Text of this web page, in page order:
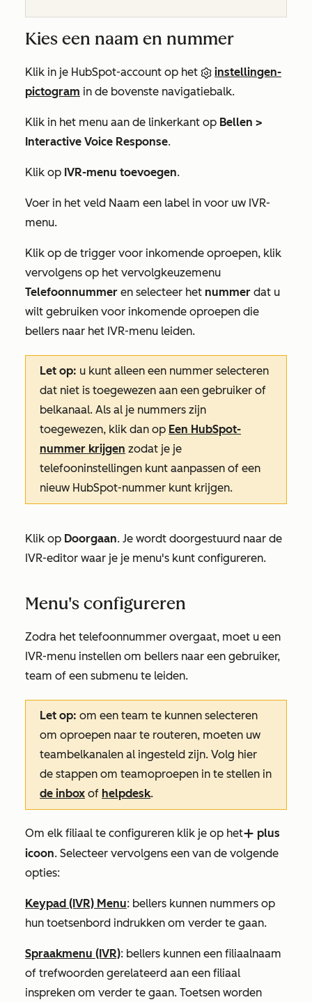
Kies een naam en nummer
Klik in je HubSpot-account op het
instellingen-
pictogram in de bovenste navigatiebalk.
Klik in het menu aan de linkerkant op Bellen >
Interactive Voice Response.
Klik op IVR-menu toevoegen.
Voer in het veld Naam een label in voor uw IVR-
menu.
Klik op de trigger voor inkomende oproepen, klik
vervolgens op het vervolgkeuzemenu
Telefoonnummer en selecteer het nummer dat u
wilt gebruiken voor inkomende oproepen die
bellers naar het IVR-menu leiden.
Let op: u kunt alleen een nummer selecteren
dat niet is toegewezen aan een gebruiker of
belkanaal. Als al je nummers zijn
toegewezen, klik dan op Een HubSpot-
nummer krijgen zodat je je
telefooninstellingen kunt aanpassen of een
nieuw HubSpot-nummer kunt krijgen.
Klik op Doorgaan. Je wordt doorgestuurd naar de
IVR-editor waar je je menu's kunt configureren.
Menu's configureren
Zodra het telefoonnummer overgaat, moet u een
IVR-menu instellen om bellers naar een gebruiker,
team of een submenu te leiden.
Let op: om een team te kunnen selecteren
om oproepen naar te routeren, moeten uw
teambelkanalen al ingesteld zijn. Volg hier
de stappen om teamoproepen in te stellen in
de inbox of helpdesk.
Om elk filiaal te configureren klik je op hetadd plus
icoon. Selecteer vervolgens een van de volgende
opties:
Keypad (IVR) Menu: bellers kunnen nummers op
hun toetsenbord indrukken om verder te gaan.
Spraakmenu (IVR): bellers kunnen een filiaalnaam
of trefwoorden gerelateerd aan een filiaal
inspreken om verder te gaan. Toetsen worden